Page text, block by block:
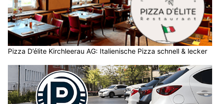
Pizza D’élite Kirchleerau AG: Italienische Pizza schnell & lecker